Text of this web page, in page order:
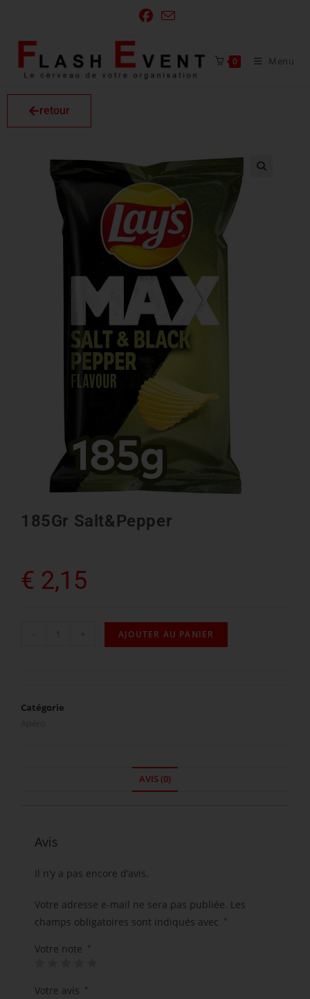
0 Menu
retour
185Gr Salt&Pepper
€ 2,15
- + AJOUTER AU PANIER
Catégorie
AVIS (0)
Avis
Il n’y a pas encore d’avis.
Votre adresse e-mail ne sera pas publiée. Les
champs obligatoires sont indiqués avec
*
Votre note *
Votre avis *